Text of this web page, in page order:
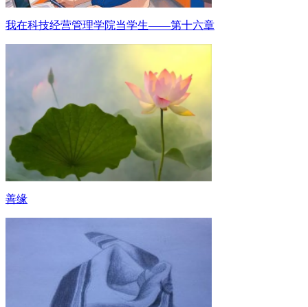
我在科技经营管理学院当学生——第十六章
善缘